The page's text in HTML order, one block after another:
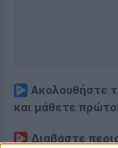
Ακολουθήστε
και μάθετε
Διαβάστε